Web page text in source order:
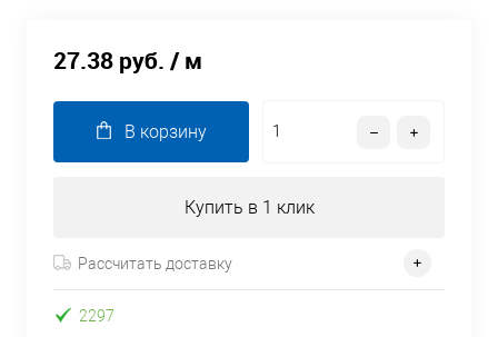
27.38 руб. / м
В корзину
Купить в 1 клик
Рассчитать доставку
2297